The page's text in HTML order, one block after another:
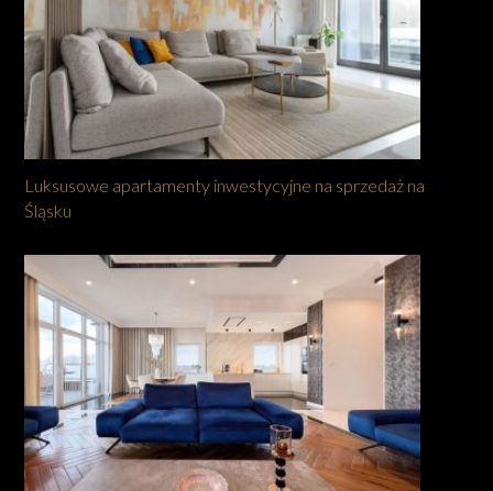
Luksusowe apartamenty inwestycyjne na sprzedaż na
Śląsku